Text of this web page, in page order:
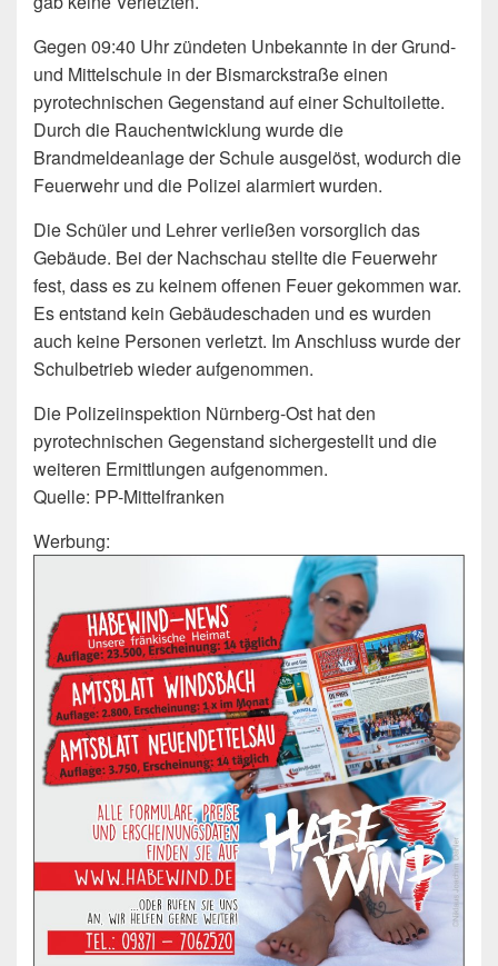
Gegen 09:40 Uhr zündeten Unbekannte in der Grund-
und Mittelschule in der Bismarckstraße einen
pyrotechnischen Gegenstand auf einer Schultoilette.
Durch die Rauchentwicklung wurde die
Brandmeldeanlage der Schule ausgelöst, wodurch die
Feuerwehr und die Polizei alarmiert wurden.
Die Schüler und Lehrer verließen vorsorglich das
Gebäude. Bei der Nachschau stellte die Feuerwehr
fest, dass es zu keinem offenen Feuer gekommen war.
Es entstand kein Gebäudeschaden und es wurden
auch keine Personen verletzt. Im Anschluss wurde der
Schulbetrieb wieder aufgenommen.
Die Polizeiinspektion Nürnberg-Ost hat den
pyrotechnischen Gegenstand sichergestellt und die
weiteren Ermittlungen aufgenommen.
Quelle: PP-Mittelfranken
Werbung: